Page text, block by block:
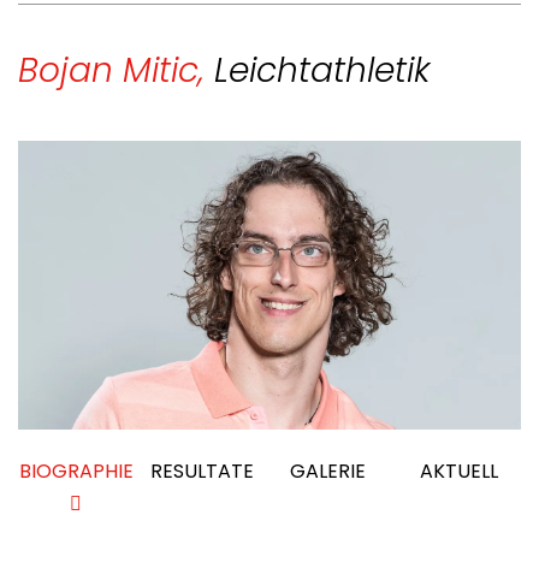
Bojan Mitic, Leichtathletik
BIOGRAPHIE RESULTATE GALERIE AKTUELL